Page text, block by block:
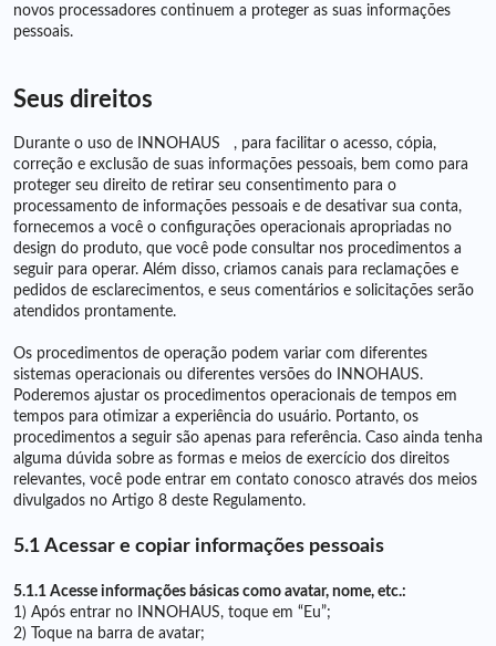
novos processadores continuem a proteger as suas informações
pessoais.
Seus direitos
Durante o uso de INNOHAUS , para facilitar o acesso, cópia,
correção e exclusão de suas informações pessoais, bem como para
proteger seu direito de retirar seu consentimento para o
processamento de informações pessoais e de desativar sua conta,
fornecemos a você o configurações operacionais apropriadas no
design do produto, que você pode consultar nos procedimentos a
seguir para operar. Além disso, criamos canais para reclamações e
pedidos de esclarecimentos, e seus comentários e solicitações serão
atendidos prontamente.
Os procedimentos de operação podem variar com diferentes
sistemas operacionais ou diferentes versões do INNOHAUS.
Poderemos ajustar os procedimentos operacionais de tempos em
tempos para otimizar a experiência do usuário. Portanto, os
procedimentos a seguir são apenas para referência. Caso ainda tenha
alguma dúvida sobre as formas e meios de exercício dos direitos
relevantes, você pode entrar em contato conosco através dos meios
divulgados no Artigo 8 deste Regulamento.
5.1 Acessar e copiar informações pessoais
5.1.1 Acesse informações básicas como avatar, nome, etc.:
1) Após entrar no INNOHAUS, toque em “Eu”;
2) Toque na barra de avatar;